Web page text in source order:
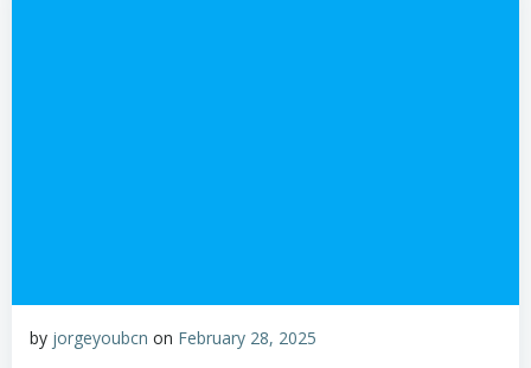
by jorgeyoubcn on February 28, 2025